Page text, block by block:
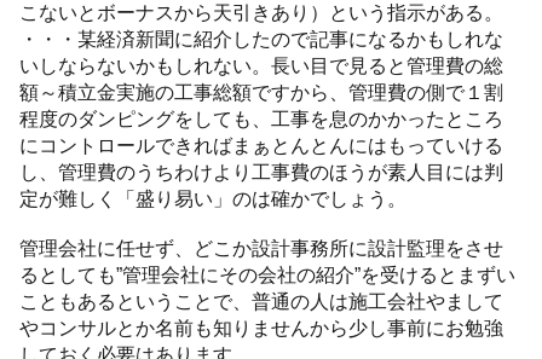
こないとボーナスから天引きあり）という指示がある。
・・・某経済新聞に紹介したので記事になるかもしれな
いしならないかもしれない。長い目で見ると管理費の総
額～積立金実施の工事総額ですから、管理費の側で１割
程度のダンピングをしても、工事を息のかかったところ
にコントロールできればまぁとんとんにはもっていける
し、管理費のうちわけより工事費のほうが素人目には判
定が難しく「盛り易い」のは確かでしょう。
管理会社に任せず、どこか設計事務所に設計監理をさせ
るとしても”管理会社にその会社の紹介”を受けるとまずい
こともあるということで、普通の人は施工会社やまして
やコンサルとか名前も知りませんから少し事前にお勉強
しておく必要はあります。